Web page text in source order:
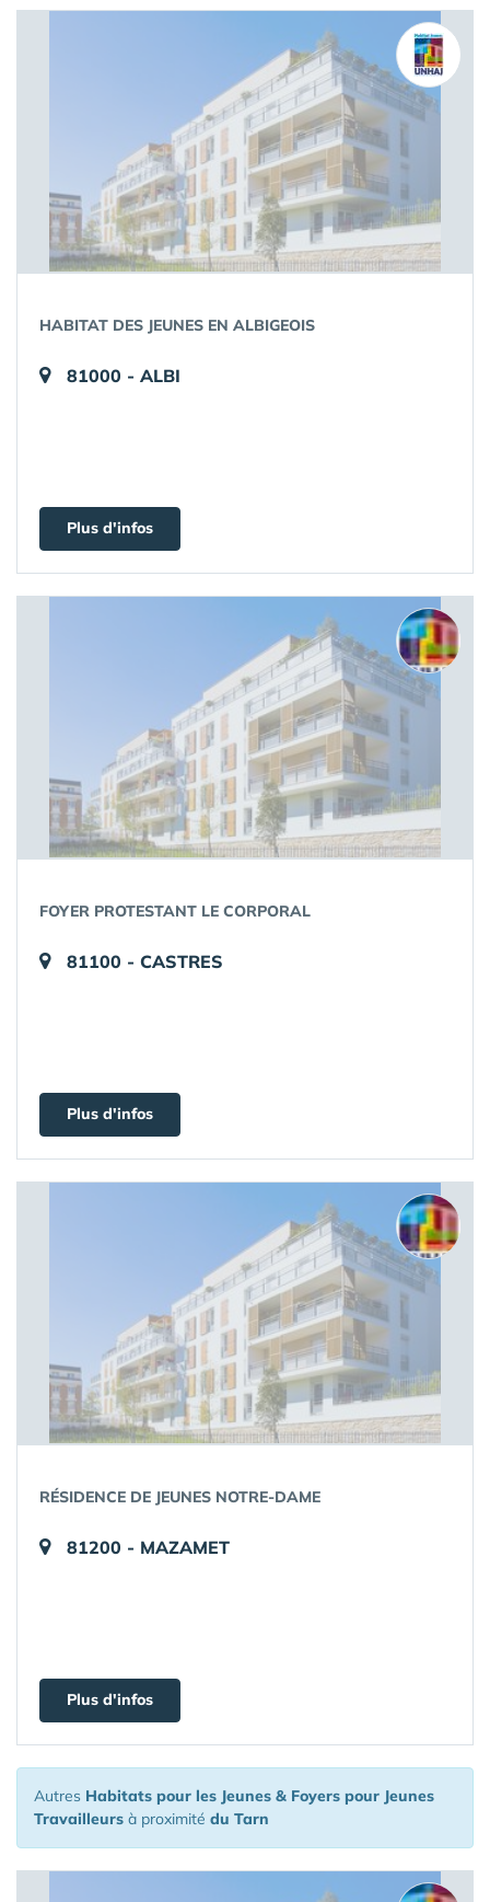
HABITAT DES JEUNES EN ALBIGEOIS
81000 - ALBI
Plus d'infos
FOYER PROTESTANT LE CORPORAL
81100 - CASTRES
Plus d'infos
RÉSIDENCE DE JEUNES NOTRE-DAME
81200 - MAZAMET
Plus d'infos
Autres Habitats pour les Jeunes & Foyers pour Jeunes
Travailleurs à proximité du Tarn